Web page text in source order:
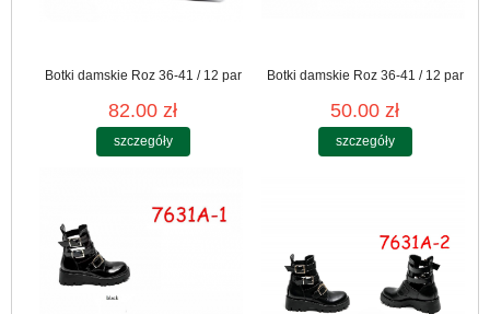
Botki damskie Roz 36-41 / 12 par
82.00 zł
szczegóły
Botki damskie Roz 36-41 / 12 par
50.00 zł
szczegóły